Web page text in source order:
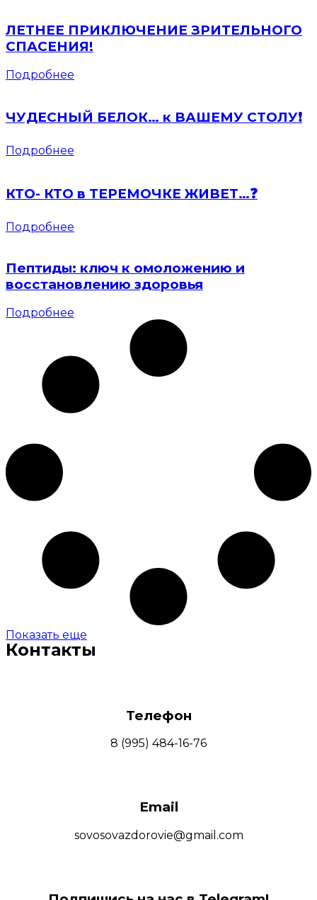
ЛЕТНЕЕ ПРИКЛЮЧЕНИЕ ЗРИТЕЛЬНОГО
СПАСЕНИЯ!
Подробнее
ЧУДЕСНЫЙ БЕЛОК… к ВАШЕМУ СТОЛУ❗️
Подробнее
КТО- КТО в ТЕРЕМОЧКЕ ЖИВЕТ…❓
Подробнее
Пептиды: ключ к омоложению и
восстановлению здоровья
Подробнее
Показать еще
Контакты
Телефон
8 (995) 484-16-76
Email
sovosovazdorovie@gmail.com